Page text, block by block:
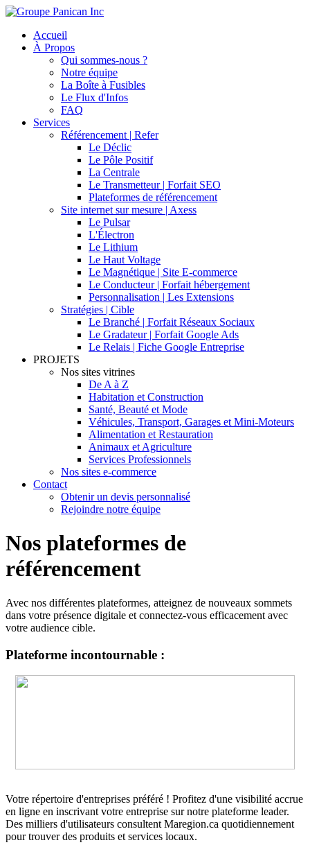
Accueil
À Propos
Qui sommes-nous ?
Notre équipe
La Boîte à Fusibles
Le Flux d'Infos
FAQ
Services
Référencement | Refer
Le Déclic
Le Pôle Positif
La Centrale
Le Transmetteur | Forfait SEO
Plateformes de référencement
Site internet sur mesure | Axess
Le Pulsar
L'Électron
Le Lithium
Le Haut Voltage
Le Magnétique | Site E-commerce
Le Conducteur | Forfait hébergement
Personnalisation | Les Extensions
Stratégies | Cible
Le Branché | Forfait Réseaux Sociaux
Le Gradateur | Forfait Google Ads
Le Relais | Fiche Google Entreprise
PROJETS
Nos sites vitrines
De A à Z
Habitation et Construction
Santé, Beauté et Mode
Véhicules, Transport, Garages et Mini-Moteurs
Alimentation et Restauration
Animaux et Agriculture
Services Professionnels
Nos sites e-commerce
Contact
Obtenir un devis personnalisé
Rejoindre notre équipe
Nos plateformes de
référencement
Avec nos différentes plateformes, atteignez de nouveaux sommets
dans votre présence digitale et connectez-vous efficacement avec
votre audience cible.
Plateforme incontournable :
Votre répertoire d'entreprises préféré ! Profitez d'une visibilité accrue
en ligne en inscrivant votre entreprise sur notre plateforme leader.
Des milliers d'utilisateurs consultent Maregion.ca quotidiennement
pour trouver des produits et services locaux.